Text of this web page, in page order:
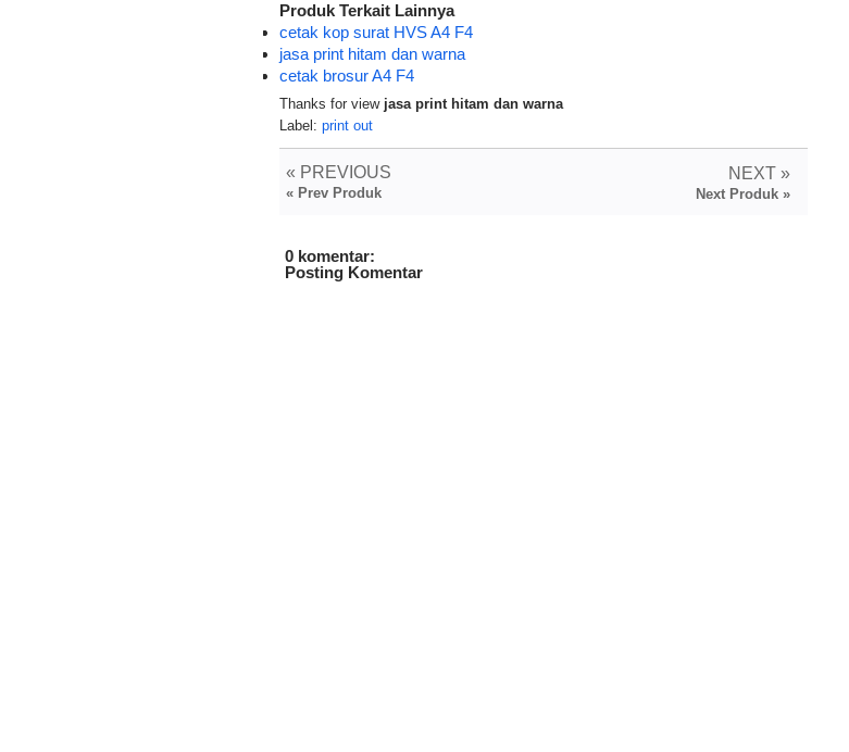
Produk Terkait Lainnya
cetak kop surat HVS A4 F4
jasa print hitam dan warna
cetak brosur A4 F4
Thanks for view jasa print hitam dan warna
Label: print out
« PREVIOUS
« Prev Produk
NEXT »
Next Produk »
0 komentar:
Posting Komentar